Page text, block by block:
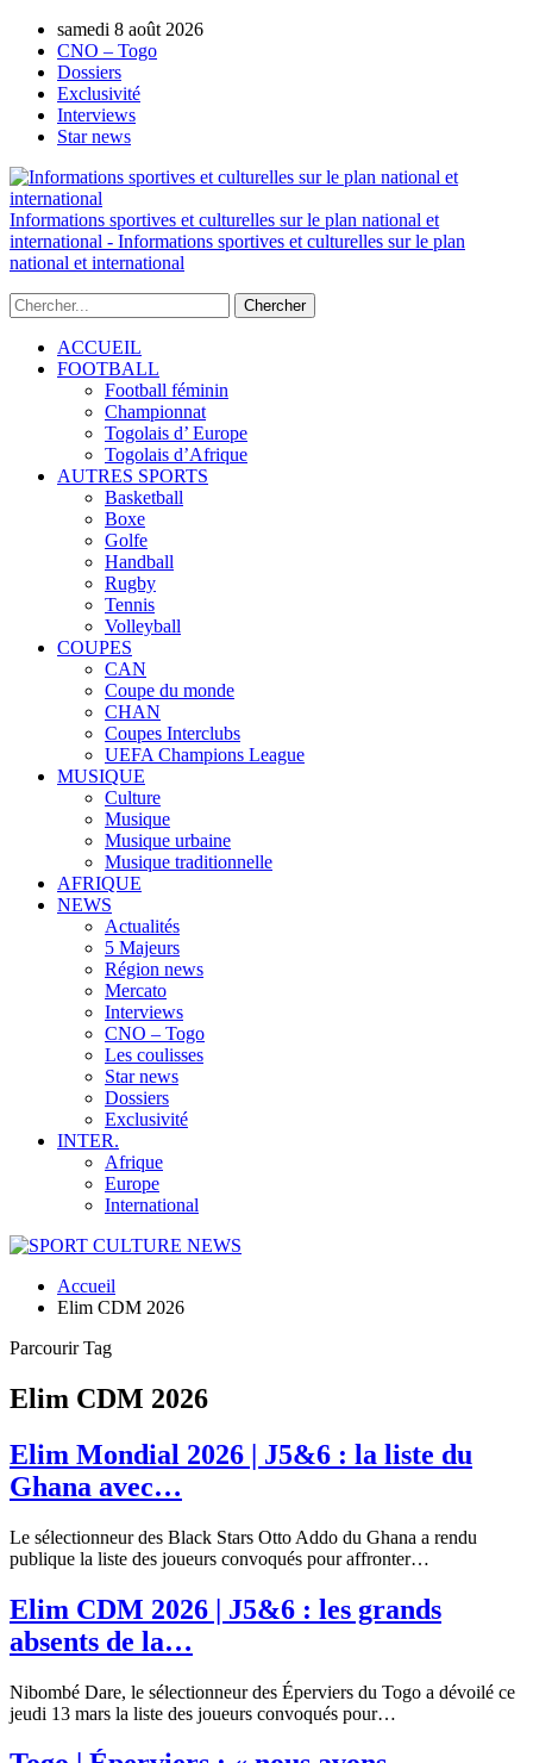
samedi 8 août 2026
CNO – Togo
Dossiers
Exclusivité
Interviews
Star news
Informations sportives et culturelles sur le plan national et
international - Informations sportives et culturelles sur le plan
national et international
ACCUEIL
FOOTBALL
Football féminin
Championnat
Togolais d’ Europe
Togolais d’Afrique
AUTRES SPORTS
Basketball
Boxe
Golfe
Handball
Rugby
Tennis
Volleyball
COUPES
CAN
Coupe du monde
CHAN
Coupes Interclubs
UEFA Champions League
MUSIQUE
Culture
Musique
Musique urbaine
Musique traditionnelle
AFRIQUE
NEWS
Actualités
5 Majeurs
Région news
Mercato
Interviews
CNO – Togo
Les coulisses
Star news
Dossiers
Exclusivité
INTER.
Afrique
Europe
International
Accueil
Elim CDM 2026
Parcourir Tag
Elim CDM 2026
Elim Mondial 2026 | J5&6 : la liste du
Ghana avec…
Le sélectionneur des Black Stars Otto Addo du Ghana a rendu
publique la liste des joueurs convoqués pour affronter…
Elim CDM 2026 | J5&6 : les grands
absents de la…
Nibombé Dare, le sélectionneur des Éperviers du Togo a dévoilé ce
jeudi 13 mars la liste des joueurs convoqués pour…
AUTORISATION DE LA HAAC N°0134/HAAC/12-